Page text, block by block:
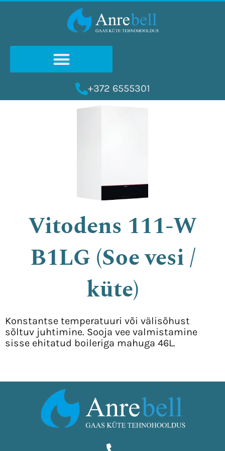
+372 6555301
Vitodens 111-W
B1LG (Soe vesi /
küte)
Konstantse temperatuuri või välisõhust
sõltuv juhtimine. Sooja vee valmistamine
sisse ehitatud boileriga mahuga 46L.